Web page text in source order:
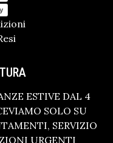
ESTIVE DAL 4
SOLO SU
SERVIZIO
URGENTI